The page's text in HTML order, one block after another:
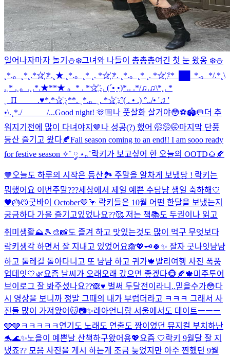
일어나자마자 놀기⛄❄️그녀와 나들이 총총총여긴 첫 눈 왔옹 ❄️⛄️
˛*.。˛*˛.*☆҉ *.˛★ ˛*.。˛* ˛. *☆҉ *. ˛*.。˛* ˛. *☆҉ °*_██_*.。*/.*˛\
.˛* .˛。.˛.*.★**★ 。* . *☆҉ ˛. (´• ̮•)*.. .*/♫.♫\*˛. *
˛_Π_____.♥*.*☆҉ ˛**. ˛*.。˛. *☆҉ .°( . • .) °../• '♫ '
•\.˛*./______/...Good night! 🫶🏼나 풋살화 살거야😳⚽️🏟️🥅더 추
워지기전에 많이 다녀야지🤎나 성공(?) 했어 🤭🤭🤭마지막 단풍
등산 즐기고 왔다🍂Fall season coming to an end!! I am sooo ready
for festive season ✧˚ ༘ ⋆｡˚락키가 보고싶어 한 오늘의 OOTD🌰🍂
🤎 오늘도 하루의 시작은 등산🏞️ 주말을 알차게 보냈당 ! 락키는
뭐했어요 이번주말???세상에서 제일 예쁜 수담냥 생일 축하해🤍
🖤🎂😽굿바이 October🤎🦩 락키들은 10월 어떤 한달을 보냈는지
궁금하다 가을 즐기고있었나요??🥰 저는 책📚도 두권이나 읽고
취미생활⛰️🎾🎨📸도 즐겨 하고 맛있는것도 많이 먹구 무엇보다
락키생각 하면서 잘 지내고 있었어요🙈💖🗝️🍀✨ 잘자 굿나잇냠냠
하고 둘레길 돌아다니고 또 냠냠 하고 귀가🍁발리여행 사진 폭풍
업데잇🤍🌿요즘 날씨가 오래오래 갔으면 좋겠다🐵🍂🍁미주투어
브이로그 잘 봐주셨나요??🙈♥️ 벌써 두달전이라니..믿을수가😳다
시 영상을 보니까 정말 그때의 내가 부럽더라고 ㅋㅋㅋ 그래서 사
진들 많이 가져왔어😽📷✨레아언니랑 서울에서도 데이트ㅡㅡㅡ
🩶🩶ㅋㅋㅋㅋㅋ 연기도 노래도 연출도 짱이였던 뮤지컬 부치하난
🐬🌊✨노을이 예쁜날 산책하구왔어용💖 요즘 🤍락키 9월달 잘 지
냈죠?? 모음 사진을 게시 하는게 조금 늦었지만 아주 찐했던 9월